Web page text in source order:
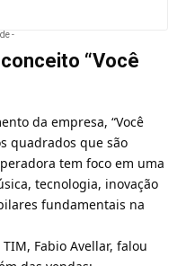
-
“Você
da empresa, “Você
quadrados que são
tem foco em uma
tecnologia, inovação
fundamentais na
Fabio Avellar, falou